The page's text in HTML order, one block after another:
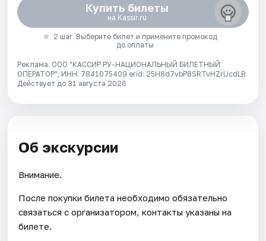
Купить билеты
на Kassir.ru
2 шаг. Выберите билет и примените промокод
до оплаты
Реклама. ООО "КАССИР.РУ-НАЦИОНАЛЬНЫЙ БИЛЕТНЫЙ
ОПЕРАТОР", ИНН: 7841075409 erid: 25H8d7vbP8SRTvHZrUcdLB.
Действует до 31 августа 2026
Об экскурсии
Внимание.
После покупки билета необходимо обязательно
связаться с организатором, контакты указаны на
билете.